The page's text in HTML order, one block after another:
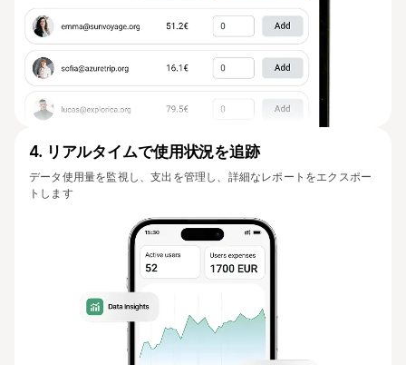
4. リアルタイムで使用状況を追跡
データ使用量を監視し、支出を管理し、詳細なレポートをエクスポー
トします